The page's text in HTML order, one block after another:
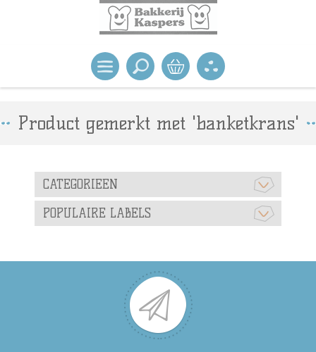
Product gemerkt met 'banketkrans'
CATEGORIEEN
POPULAIRE LABELS